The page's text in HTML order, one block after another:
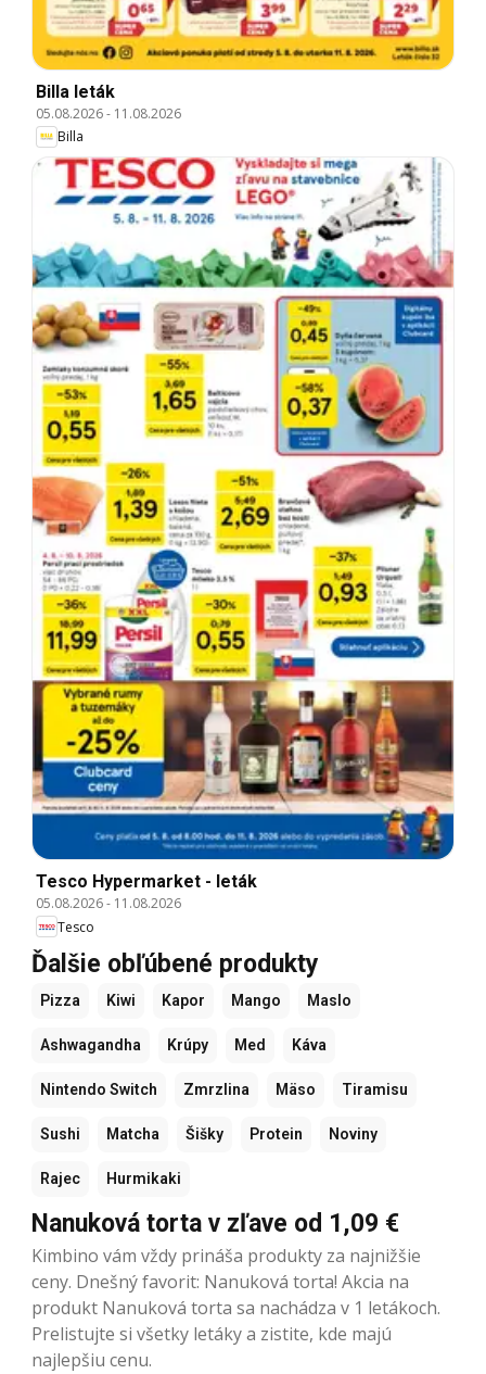
Billa leták
05.08.2026- 11.08.2026
Billa
Tesco Hypermarket - leták
05.08.2026- 11.08.2026
Tesco
Ďalšie obľúbené produkty
Pizza Kiwi Kapor Mango Maslo
Ashwagandha Krúpy Med Káva
Nintendo Switch Zmrzlina Mäso Tiramisu
Sushi Matcha Šišky Protein Noviny
Rajec Hurmikaki
Nanuková torta v zľave od 1,09 €
Kimbino vám vždy prináša produkty za najnižšie
ceny. Dnešný favorit: Nanuková torta! Akcia na
produkt Nanuková torta sa nachádza v 1 letákoch.
Prelistujte si všetky letáky a zistite, kde majú
najlepšiu cenu.